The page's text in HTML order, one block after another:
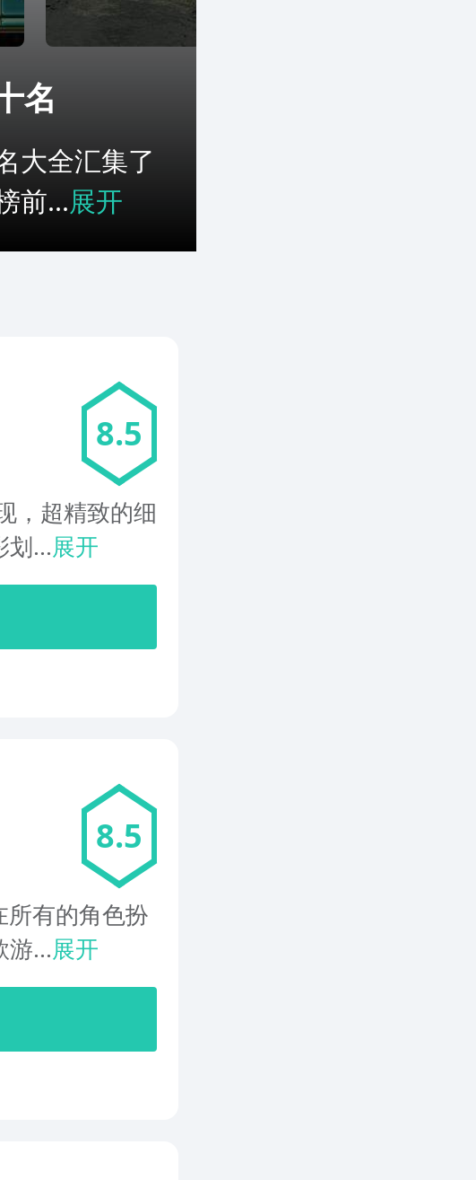
名
大全汇集了
前...展开
8.5
，超精致的细
划...展开
8.5
所有的角色扮
游...展开